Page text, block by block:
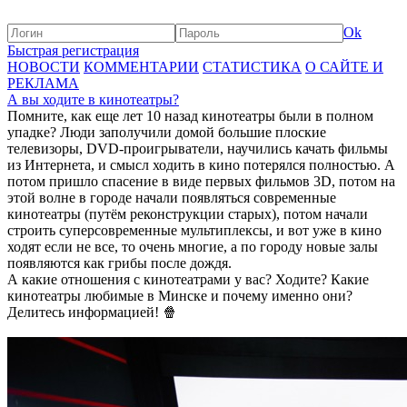
Ok
Быстрая регистрация
НОВОСТИ КОММЕНТАРИИ СТАТИСТИКА О САЙТЕ И
РЕКЛАМА
А вы ходите в кинотеатры?
Помните, как еще лет 10 назад кинотеатры были в полном
упадке? Люди заполучили домой большие плоские
телевизоры, DVD-проигрыватели, научились качать фильмы
из Интернета, и смысл ходить в кино потерялся полностью. А
потом пришло спасение в виде первых фильмов 3D, потом на
этой волне в городе начали появляться современные
кинотеатры (путём реконструкции старых), потом начали
строить суперсовременные мультиплексы, и вот уже в кино
ходят если не все, то очень многие, а по городу новые залы
появляются как грибы после дождя.
А какие отношения с кинотеатрами у вас? Ходите? Какие
кинотеатры любимые в Минске и почему именно они?
Делитесь информацией! 🍿